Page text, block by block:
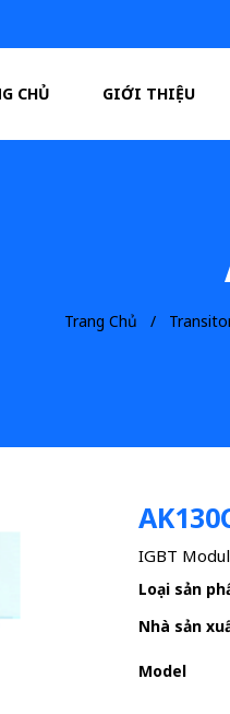
CHỦ GIỚI THIỆU
Trang Chủ
IGBT
Loại sản
Nhà sản
Model